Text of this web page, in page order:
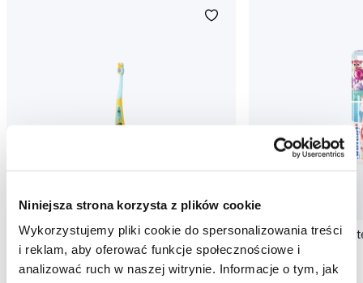
Niniejsza strona korzysta z plików cookie
Wykorzystujemy pliki cookie do spersonalizowania treści
i reklam, aby oferować funkcje społecznościowe i
analizować ruch w naszej witrynie. Informacje o tym, jak
Jordan Step 3 szczoteczka do zębów dla
dzieci w wieku szkolnym
8,50 Zł
Jordan Step 2
przedszkolaków
8,50 Zł